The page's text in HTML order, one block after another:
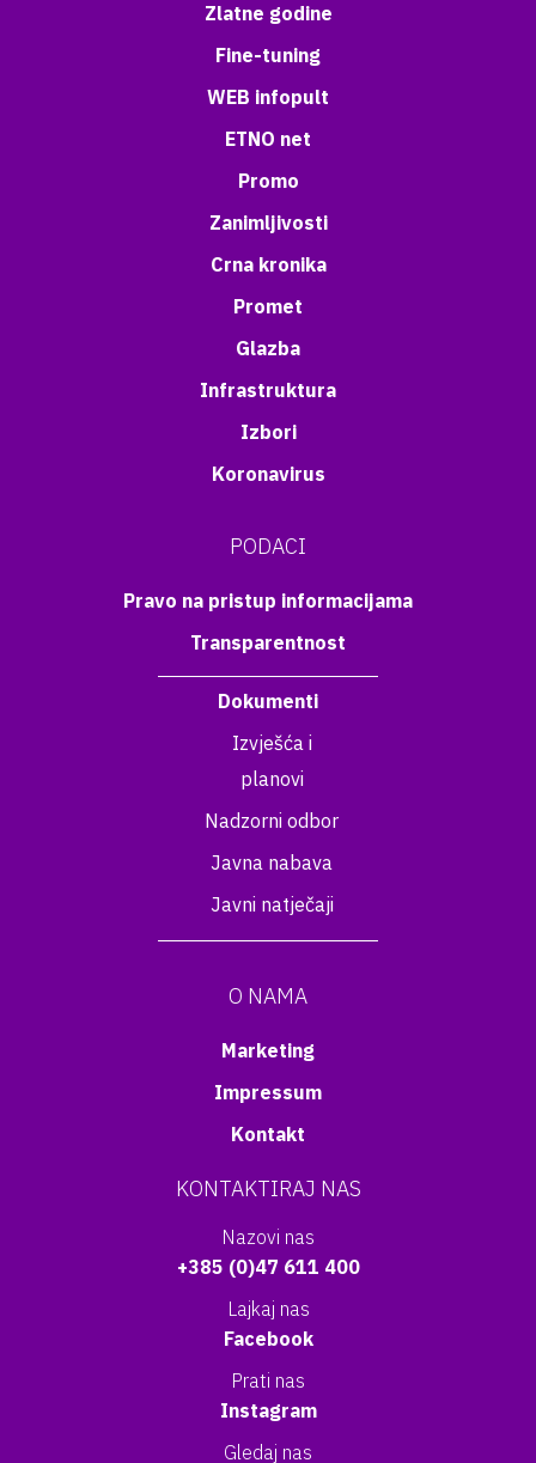
Zlatne godine
Fine-tuning
WEB infopult
ETNO net
Promo
Zanimljivosti
Crna kronika
Promet
Glazba
Infrastruktura
Izbori
Koronavirus
PODACI
Pravo na pristup informacijama
Transparentnost
Dokumenti
Izvješća i
planovi
Nadzorni odbor
Javna nabava
Javni natječaji
O NAMA
Marketing
Impressum
Kontakt
KONTAKTIRAJ NAS
Nazovi nas
+385 (0)47 611 400
Lajkaj nas
Facebook
Prati nas
Instagram
Gledaj nas